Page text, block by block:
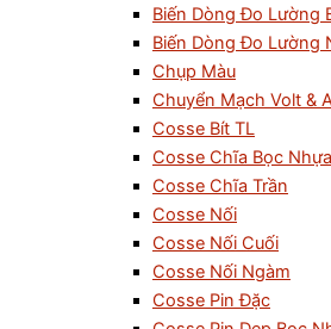
Biến Dòng Đo Lường
Biến Dòng Đo Lường
Chụp Màu
Chuyển Mạch Volt &
Cosse Bít TL
Cosse Chĩa Bọc Nhựa
Cosse Chĩa Trần
Cosse Nối
Cosse Nối Cuối
Cosse Nối Ngàm
Cosse Pin Đặc